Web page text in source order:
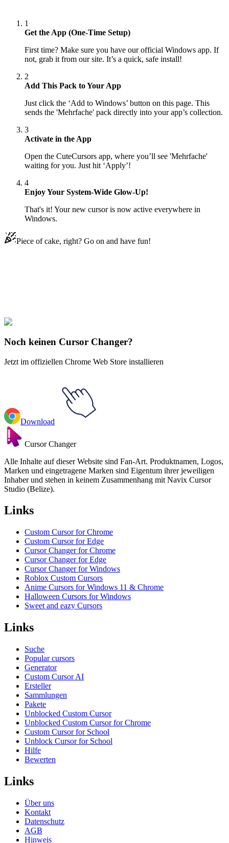
1
Get the App (One-Time Setup)
First time? Make sure you have our official Windows app. If
not, grab it from our site. It’s a quick, safe install!
2
Add This Pack to Your App
Just click the ‘Add to Windows’ button on this page. This
sends the 'Mehrfache' pack directly into your app’s collection.
3
Activate in the App
Open the CuteCursors app, where you’ll see 'Mehrfache'
waiting for you. Just hit ‘Apply’!
4
Enjoy Your System-Wide Glow-Up!
That's it! Your new cursor is now active everywhere in
Windows.
Piece of cake, right? Go on and have fun!
Explore All Collections
Noch keinen Cursor Changer?
Jetzt im offiziellen Chrome Web Store installieren
Download
Cursor Changer
Alle Inhalte auf dieser Website sind Fan-Art. Produktnamen, Logos,
Marken und eingetragene Marken sind Eigentum ihrer jeweiligen
Inhaber und stehen in keinem Zusammenhang mit Navix Cursor
Studio (Belize).
Links
Custom Cursor for Chrome
Custom Cursor for Edge
Cursor Changer for Chrome
Cursor Changer for Edge
Cursor Changer for Windows
Roblox Custom Cursors
Anime Cursors for Windows 11 & Chrome
Halloween Cursors for Windows
Sweet and eazy Cursors
Links
Suche
Popular cursors
Generator
Custom Cursor AI
Ersteller
Sammlungen
Pakete
Unblocked Custom Cursor
Unblocked Custom Cursor for Chrome
Custom Cursor for School
Unblock Cursor for School
Hilfe
Bewerten
Links
Über uns
Kontakt
Datenschutz
AGB
Hinweis